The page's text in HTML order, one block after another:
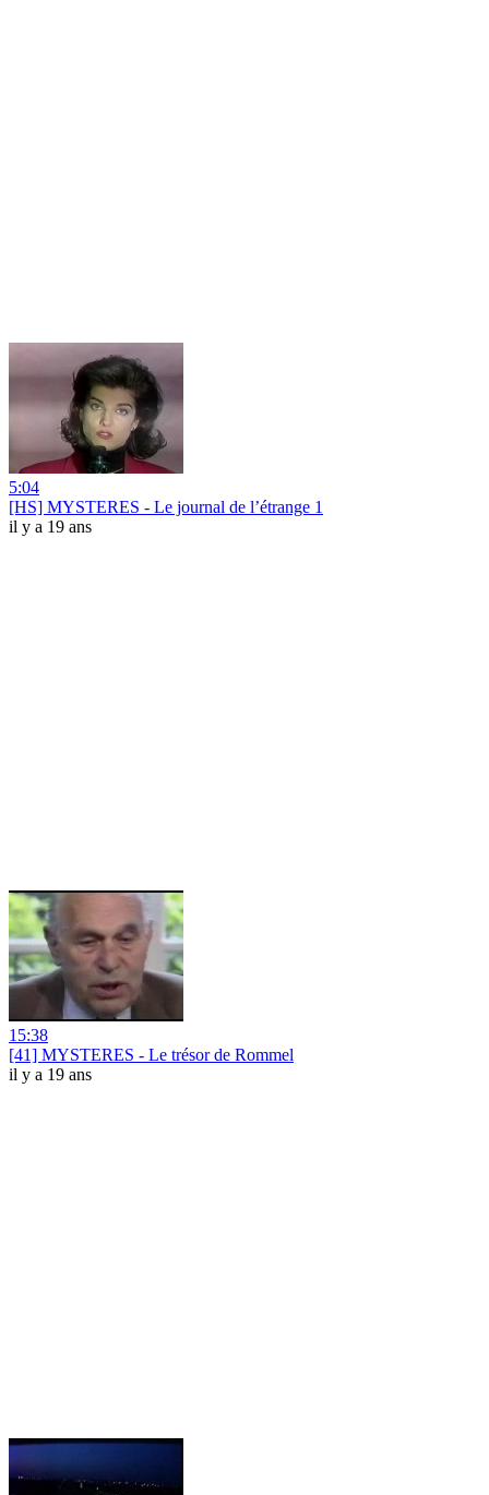
5:04
[HS] MYSTERES - Le journal de l’étrange 1
il y a 19 ans
15:38
[41] MYSTERES - Le trésor de Rommel
il y a 19 ans